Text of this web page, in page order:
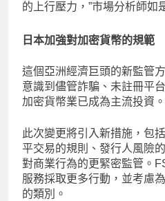
的上行壓力，”市場分析師如
日本加強對加密貨幣的規範
這個亞洲經濟巨頭的新監管
意識到儘管詐騙、未註冊平
加密貨幣業已成為主流投資。
此次變更將引入新措施，包
平交易的規則、發行人風險
對商業行為的更緊密監管。
服務採取更多行動，並考慮
的類別。